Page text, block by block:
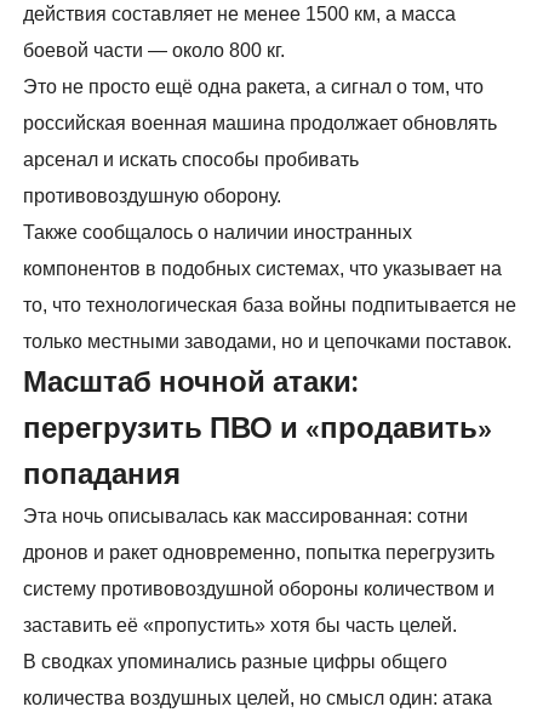
действия составляет не менее 1500 км, а масса
боевой части — около 800 кг.
Это не просто ещё одна ракета, а сигнал о том, что
российская военная машина продолжает обновлять
арсенал и искать способы пробивать
противовоздушную оборону.
Также сообщалось о наличии иностранных
компонентов в подобных системах, что указывает на
то, что технологическая база войны подпитывается не
только местными заводами, но и цепочками поставок.
Масштаб ночной атаки:
перегрузить ПВО и «продавить»
попадания
Эта ночь описывалась как массированная: сотни
дронов и ракет одновременно, попытка перегрузить
систему противовоздушной обороны количеством и
заставить её «пропустить» хотя бы часть целей.
В сводках упоминались разные цифры общего
количества воздушных целей, но смысл один: атака